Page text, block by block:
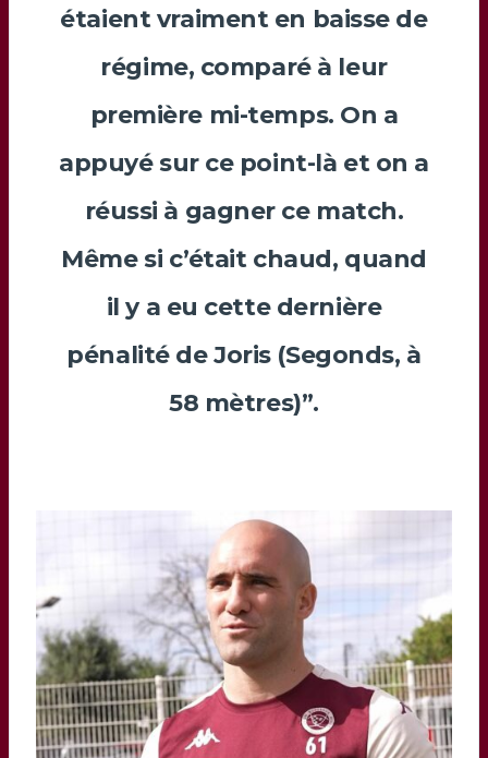
étaient vraiment en baisse de
régime, comparé à leur
première mi-temps. On a
appuyé sur ce point-là et on a
réussi à gagner ce match.
Même si c’était chaud, quand
il y a eu cette dernière
pénalité deJoris(Segonds, à
58 mètres)”.